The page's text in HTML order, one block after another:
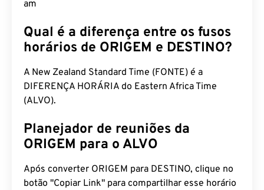
am
Qual é a diferença entre os fusos
horários de ORIGEM e DESTINO?
A New Zealand Standard Time (FONTE) é a
DIFERENÇA HORÁRIA do Eastern Africa Time
(ALVO).
Planejador de reuniões da
ORIGEM para o ALVO
Após converter ORIGEM para DESTINO, clique no
botão "Copiar Link" para compartilhar esse horário